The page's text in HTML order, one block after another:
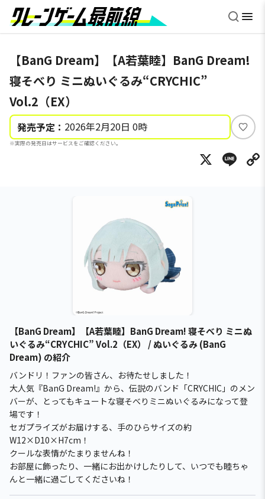
【BanG Dream】【A若葉睦】BanG Dream!
寝そべり ミニぬいぐるみ“CRYCHIC”
Vol.2（EX）
発売予定： 2026年2月20日 0時
※実際の発売日はサービスをご確認ください。
い
ね
X
【BanG Dream】【A若葉睦】BanG Dream! 寝そべり ミニぬ
いぐるみ“CRYCHIC” Vol.2（EX） / ぬいぐるみ (BanG
Dream) の紹介
バンドリ！ファンの皆さん、お待たせしました！
大人気『BanG Dream!』から、伝説のバンド「CRYCHIC」のメン
バーが、とってもキュートな寝そべりミニぬいぐるみになって登
場です！
セガプライズがお届けする、手のひらサイズの約
W12×D10×H7cm！
クールな表情がたまりませんね！
お部屋に飾ったり、一緒にお出かけしたりして、いつでも睦ちゃ
んと一緒に過ごしてくださいね！